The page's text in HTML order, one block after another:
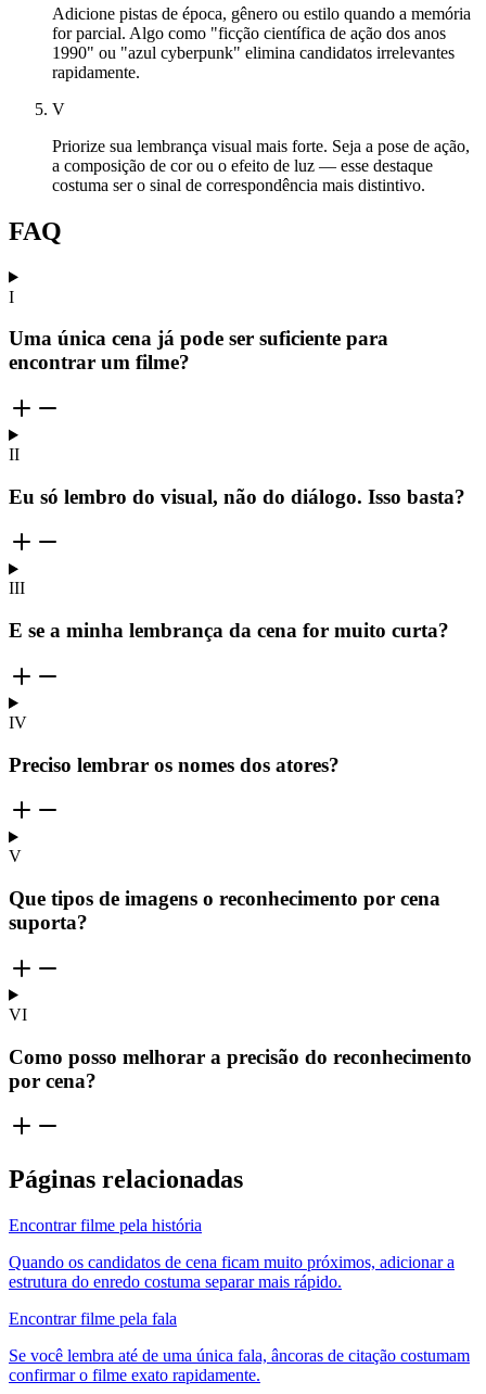
Adicione pistas de época, gênero ou estilo quando a memória
for parcial. Algo como "ficção científica de ação dos anos
1990" ou "azul cyberpunk" elimina candidatos irrelevantes
rapidamente.
V
Priorize sua lembrança visual mais forte. Seja a pose de ação,
a composição de cor ou o efeito de luz — esse destaque
costuma ser o sinal de correspondência mais distintivo.
FAQ
I
Uma única cena já pode ser suficiente para
encontrar um filme?
II
Eu só lembro do visual, não do diálogo. Isso basta?
III
E se a minha lembrança da cena for muito curta?
IV
Preciso lembrar os nomes dos atores?
V
Que tipos de imagens o reconhecimento por cena
suporta?
VI
Como posso melhorar a precisão do reconhecimento
por cena?
Páginas relacionadas
Encontrar filme pela história
Quando os candidatos de cena ficam muito próximos, adicionar a
estrutura do enredo costuma separar mais rápido.
Encontrar filme pela fala
Se você lembra até de uma única fala, âncoras de citação costumam
confirmar o filme exato rapidamente.